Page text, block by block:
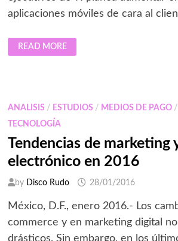
aplicaciones móviles de cara al
AVAYA
LANZA
NEGOCIOS
DIGITALES
Y
INTELIGENTES
READ MORE
ANALISIS / ESTUDIOS / MEDIOS DE PAGO/
TECNOLOGÍA
Tendencias de marketing
electrónico en 2016
by Disco Rudo 28/01/2016
México, D.F., enero 2016.- Los
commerce y en marketing digital
drásticos. Sin embargo, en los